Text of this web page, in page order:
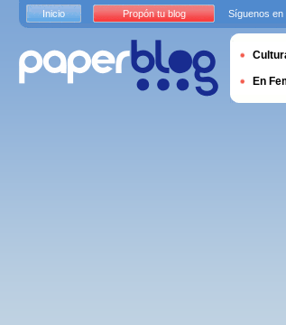
Inicio Propón tu blog Síguenos en
En